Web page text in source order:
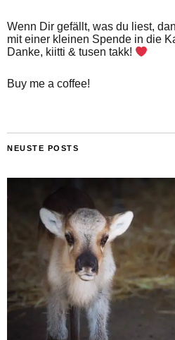
Wenn Dir gefällt, was du liest,
mit einer kleinen Spende in die
Danke, kiitti & tusen takk!
Buy me a coffee!
NEUSTE POSTS